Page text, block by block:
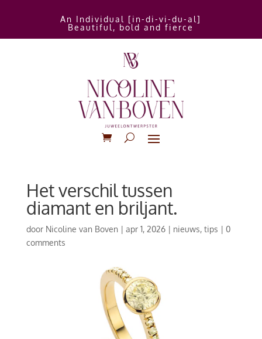
An Individual [in-di-vi-du-al]
Beautiful, bold and fierce
Het verschil tussen
diamant en briljant.
door Nicoline van Boven| apr 1, 2026| nieuws, tips | 0
comments